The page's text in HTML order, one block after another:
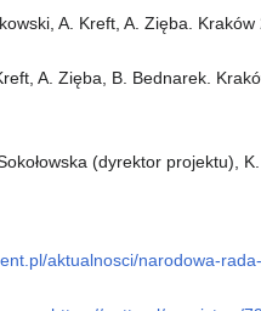
A. Kreft, A. Zięba. Kraków
A. Zięba, B. Bednarek.
(dyrektor projektu), K.
aktualnosci/narodowa-